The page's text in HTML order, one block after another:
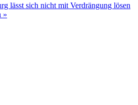
lässt sich nicht mit Verdrängung lösen
»